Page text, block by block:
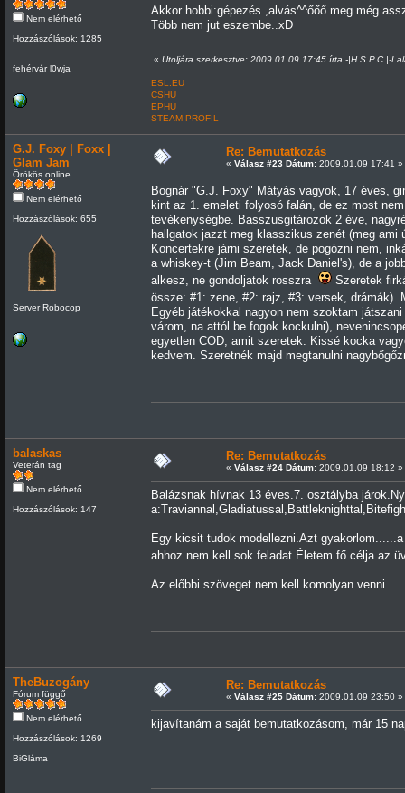
Nem elérhető
Hozzászólások: 1285
fehérvár l0wja
Akkor hobbi:gépezés.,alvás^^őőő meg még
Több nem jut eszembe..xD
« Utoljára szerkesztve: 2009.01.09 17:45 írta -|H.S.P.C.|-
ESL.EU
CSHU
EPHU
STEAM PROFIL
G.J. Foxy | Foxx |
Glam Jam
Örökös online
Nem elérhető
Hozzászólások: 655
Server Robocop
Re: Bemutatkozás
« Válasz #23 Dátum:2009.01.09 17:41 »
Bognár "G.J. Foxy" Mátyás vagyok, 17 éves,
kint az 1. emeleti folyosó falán, de ez most
tevékenységbe. Basszusgitározok 2 éve,
hallgatok jazzt meg klasszikus zenét (meg
Koncertekre járni szeretek, de pogózni nem,
a whiskey-t (Jim Beam, Jack Daniel's), de a
alkesz, ne gondoljatok rosszra
Szeretek
össze: #1: zene, #2: rajz, #3: versek,
Egyéb játékokkal nagyon nem szoktam
várom, na attól be fogok kockulni),
egyetlen COD, amit szeretek. Kissé kocka
kedvem. Szeretnék majd megtanulni
balaskas
Veterán tag
Nem elérhető
Hozzászólások: 147
Re: Bemutatkozás
« Válasz #24 Dátum:2009.01.09 18:12 »
Balázsnak hívnak 13 éves.7. osztályba
Egy kicsit tudok modellezni.Azt
ahhoz nem kell sok feladat.Életem fő célja az
Az előbbi szöveget nem kell komolyan venni.
TheBuzogány
Fórum függő
Nem elérhető
Hozzászólások: 1269
BiGláma
Re: Bemutatkozás
« Válasz #25 Dátum:2009.01.09 23:50 »
kijavítanám a saját bemutatkozásom, már 15